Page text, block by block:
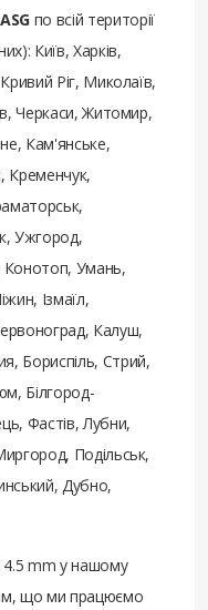
ASG по всій території
Київ, Харків,
Ріг, Миколаїв,
Черкаси, Житомир,
Кам'янське,
Кременчук,
Ужгород,
Конотоп, Умань,
Ізмаїл,
Калуш,
Бориспіль, Стрий,
Білгород-
Фастів, Лубни,
Подільськ,
Дубно,
4.5 mm у нашому
що ми працюємо